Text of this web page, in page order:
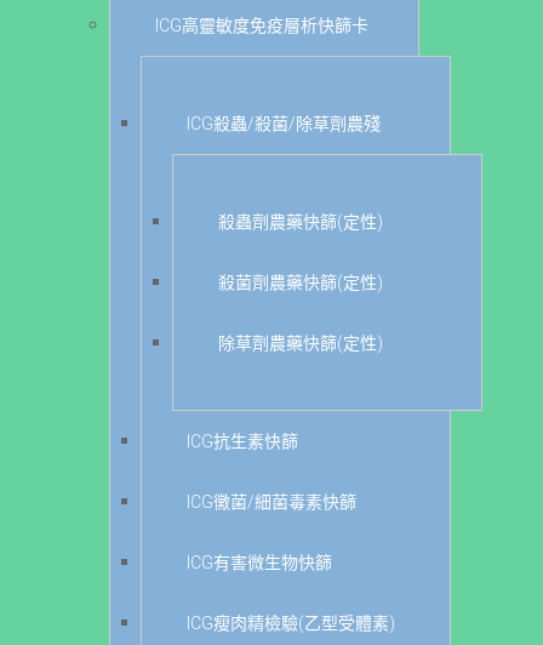
ICG高靈敏度免疫層析快篩卡
ICG殺蟲/殺菌/除草劑農殘
殺蟲劑農藥快篩(定性)
殺菌劑農藥快篩(定性)
除草劑農藥快篩(定性)
ICG抗生素快篩
ICG黴菌/細菌毒素快篩
ICG有害微生物快篩
ICG瘦肉精檢驗(乙型受體素)